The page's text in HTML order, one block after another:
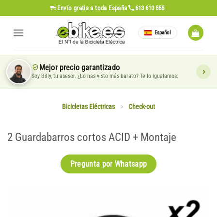
al
contenido
Envío gratis a toda España 613 610 555
Español
Mejor precio garantizado
Soy Billy, tu asesor. ¿Lo has visto más barato? Te lo igualamos.
Bicicletas Eléctricas > Check-out
2 Guardabarros cortos ACID + Montaje
Pregunta por Whatsapp